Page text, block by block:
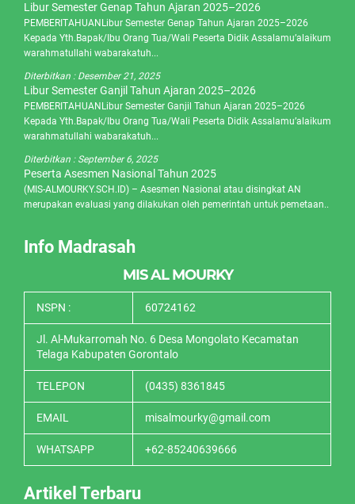
Libur Semester Genap Tahun Ajaran 2025–2026
PEMBERITAHUANLibur Semester Genap Tahun Ajaran 2025–2026
Kepada Yth.Bapak/Ibu Orang Tua/Wali Peserta Didik Assalamu’alaikum
warahmatullahi wabarakatuh...
Diterbitkan : Desember 21, 2025
Libur Semester Ganjil Tahun Ajaran 2025–2026
PEMBERITAHUANLibur Semester Ganjil Tahun Ajaran 2025–2026
Kepada Yth.Bapak/Ibu Orang Tua/Wali Peserta Didik Assalamu’alaikum
warahmatullahi wabarakatuh...
Diterbitkan : September 6, 2025
Peserta Asesmen Nasional Tahun 2025
(MIS-ALMOURKY.SCH.ID) – Asesmen Nasional atau disingkat AN
merupakan evaluasi yang dilakukan oleh pemerintah untuk pemetaan..
Info Madrasah
MIS AL MOURKY
NSPN : 60724162
Jl. Al-Mukarromah No. 6 Desa Mongolato Kecamatan
Telaga Kabupaten Gorontalo
TELEPON (0435) 8361845
EMAIL misalmourky@gmail.com
WHATSAPP +62-85240639666
Artikel Terbaru